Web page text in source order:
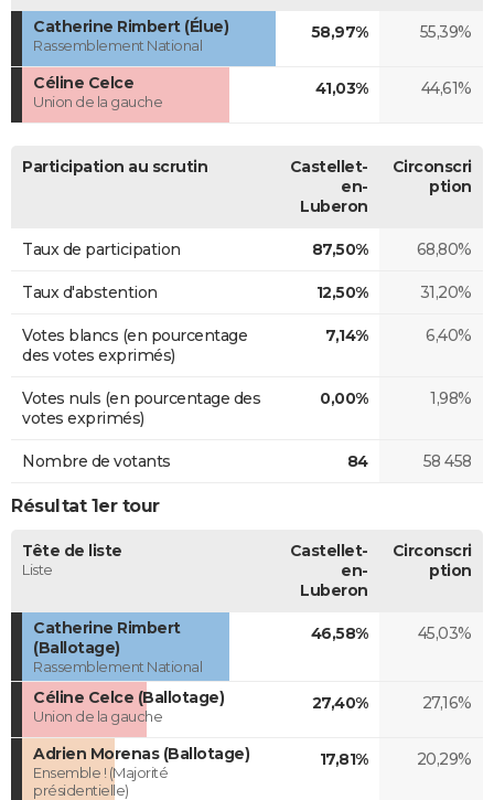
Catherine Rimbert (Élue)
Rassemblement National
58,97% 55,39%
Céline Celce
Union de la gauche
41,03% 44,61%
Participation au scrutin
Castellet-
en-
Luberon
Circonscri
ption
Taux de participation 87,50% 68,80%
Taux d'abstention 12,50% 31,20%
Votes blancs (en pourcentage
des votes exprimés)
7,14% 6,40%
Votes nuls (en pourcentage des
votes exprimés)
0,00% 1,98%
Nombre de votants 84 58 458
Résultat 1er tour
Tête de liste
Liste
Castellet-
en-
Luberon
Circonscri
ption
Catherine Rimbert
(Ballotage)
Rassemblement National
46,58% 45,03%
Céline Celce (Ballotage)
Union de la gauche
27,40% 27,16%
Adrien Morenas (Ballotage)
Ensemble ! (Majorité
présidentielle)
17,81% 20,29%